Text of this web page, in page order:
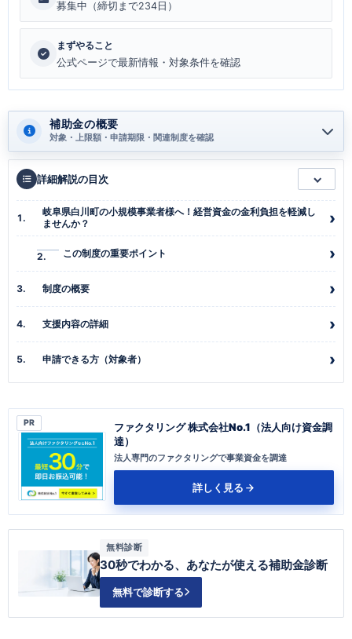
募集中（締切まで234日）
まずやること
公式ページで最新情報・対象条件を確認
補助金の概要
対象・上限額・申請期限・関連制度を確認
詳細解説の目次
岐阜県白川町の小規模事業者様へ！経営資金の金利負担を軽減し
ませんか？
この制度の重要ポイント
制度の概要
支援内容の詳細
申請できる方（対象者）
PR
ファクタリング 株式会社No.1（法人向け資金調
達）
法人専門のファクタリングで事業資金を調達
詳しく見る
無料診断
30秒でわかる、あなたが使える補助金診断
無料で診断する